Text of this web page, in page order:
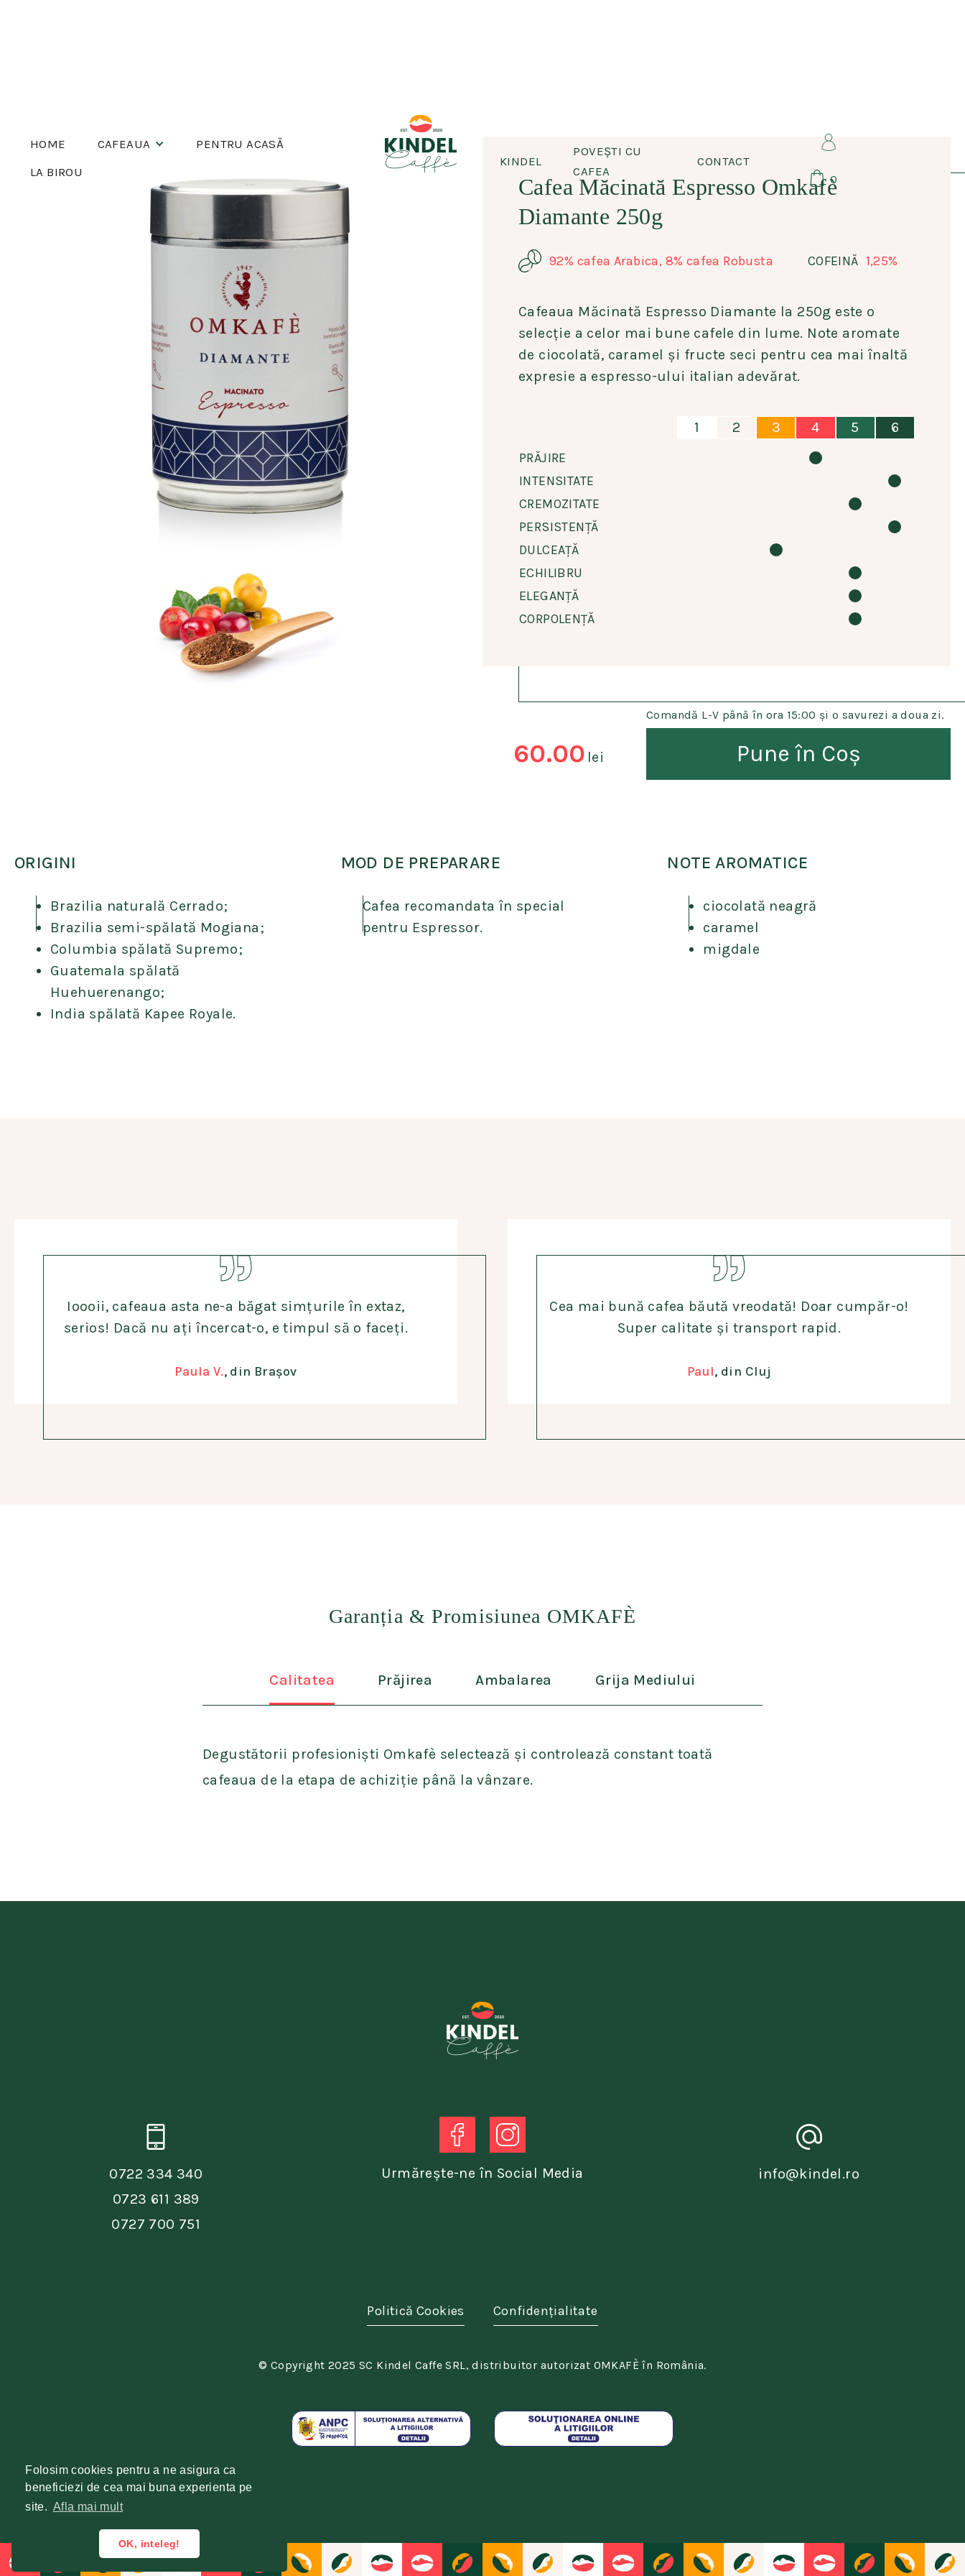
Folosim cookies pentru a ne asigura ca
beneficiezi de cea mai buna experienta pe
site. Afla mai mult
OK, inteleg!
HOME CAFEAUA
PENTRU ACASĂ
LA BIROU
KINDEL
POVEȘTI CU
CAFEA
CONTACT
0
Cafea Măcinată Espresso Omkafè
Diamante 250g
92% cafea Arabica, 8% cafea Robusta COFEINĂ 1,25%
Cafeaua Măcinată Espresso Diamante la 250g este o
selecție a celor mai bune cafele din lume. Note aromate
de ciocolată, caramel și fructe seci pentru cea mai înaltă
expresie a espresso-ului italian adevărat.
1 2 3 4 5 6
PRĂJIRE
INTENSITATE
CREMOZITATE
PERSISTENȚĂ
DULCEAȚĂ
ECHILIBRU
ELEGANȚĂ
CORPOLENȚĂ
Comandă L-V până în ora 15:00 și o savurezi a doua zi.
60.00 lei Pune în Coș
ORIGINI
Brazilia naturală Cerrado;
Brazilia semi-spălată Mogiana;
Columbia spălată Supremo;
Guatemala spălată
Huehuerenango;
India spălată Kapee Royale.
MOD DE PREPARARE
Cafea recomandata în special
pentru Espressor.
NOTE AROMATICE
ciocolată neagră
caramel
migdale
Ioooii, cafeaua asta ne-a băgat simțurile în extaz,
serios! Dacă nu ați încercat-o, e timpul să o faceți.
Paula V., din Brașov
Cea mai bună cafea băută vreodată! Doar cumpăr-o!
Super calitate și transport rapid.
Paul, din Cluj
Garanția & Promisiunea OMKAFÈ
Calitatea Prăjirea Ambalarea Grija Mediului
Degustătorii profesioniști Omkafè selectează și controlează constant toată
cafeaua de la etapa de achiziție până la vânzare.
0722 334 340
0723 611 389
0727 700 751
Urmărește-ne în Social Media info@kindel.ro
Politică Cookies Confidențialitate
© Copyright 2025 SC Kindel Caffe SRL, distribuitor autorizat OMKAFÈ în România.